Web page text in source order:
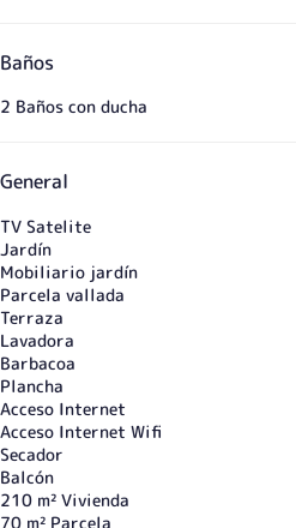
Baños
2 Baños con ducha
General
TV Satelite
Jardín
Mobiliario jardín
Parcela vallada
Terraza
Lavadora
Barbacoa
Plancha
Acceso Internet
Acceso Internet Wifi
Secador
Balcón
210 m² Vivienda
70 m² Parcela